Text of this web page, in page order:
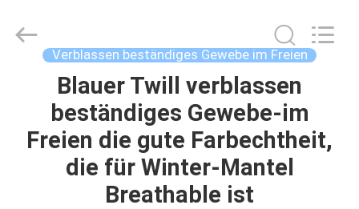
HAUS
PRODUKTE
Textile
Co.,Ltd.
Verblassen beständiges Gewebe im Freien
Blauer Twill verblassen
beständiges Gewebe-im
Freien die gute Farbechtheit,
die für Winter-Mantel
Breathable ist